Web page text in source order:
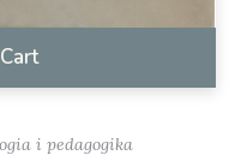
i pedagogika